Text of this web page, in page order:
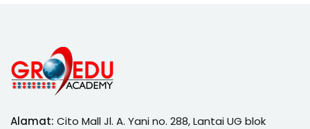
Alamat: Cito Mall Jl. A. Yani no. 288, Lantai UG blok